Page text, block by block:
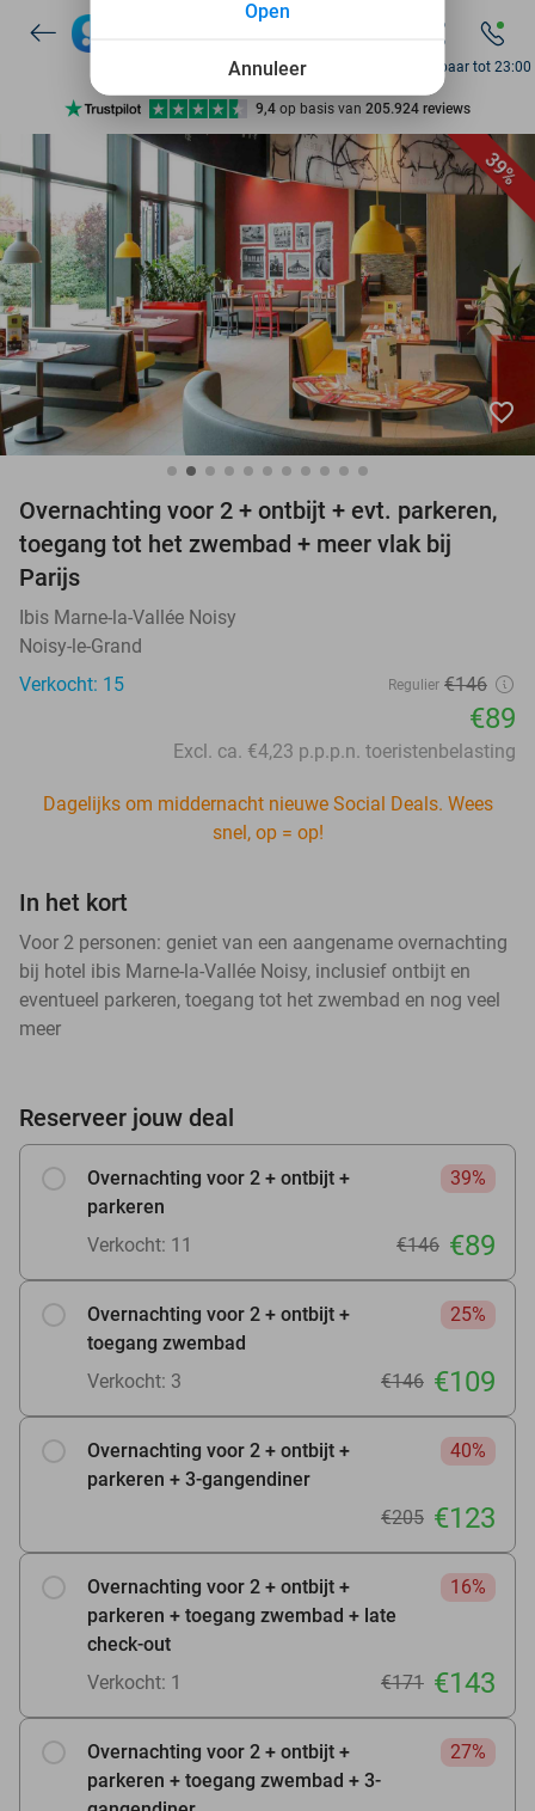
7 dagen per week beschikbaar
10+ miljoen leden
9,4 op basis van 205.924 reviews
Ontdek 15.000+ deals
7 dagen per week beschikbaar
10+ miljoen leden
Bereikbaar tot 23:00
39%
favorite_border
Overnachting voor 2 + ontbijt + evt. parkeren,
toegang tot het zwembad + meer vlak bij
Parijs
Ibis Marne-la-Vallée Noisy
Noisy-le-Grand
Verkocht: 15
Regulier €146
€89
Excl. ca. €4,23 p.p.p.n. toeristenbelasting
Dagelijks om middernacht nieuwe Social Deals. Wees
snel, op = op!
In het kort
Voor 2 personen: geniet van een aangename overnachting
bij hotel ibis Marne-la-Vallée Noisy, inclusief ontbijt en
eventueel parkeren, toegang tot het zwembad en nog veel
meer
Reserveer jouw deal
Overnachting voor 2 + ontbijt +
parkeren
39%
Verkocht: 11 €146 €89
Overnachting voor 2 + ontbijt +
toegang zwembad
25%
Verkocht: 3 €146 €109
Overnachting voor 2 + ontbijt +
parkeren + 3-gangendiner
40%
€205 €123
Overnachting voor 2 + ontbijt +
parkeren + toegang zwembad + late
check-out
16%
Verkocht: 1 €171 €143
Overnachting voor 2 + ontbijt +
parkeren + toegang zwembad + 3-
27%
Annuleer
Open